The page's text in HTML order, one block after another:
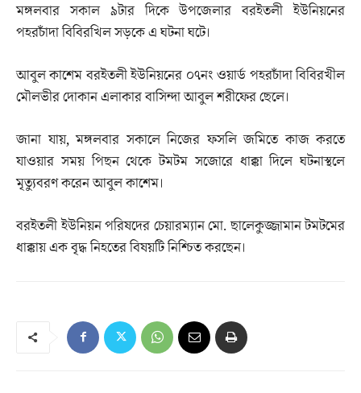
মঙ্গলবার সকাল ৯টার দিকে উপজেলার বরইতলী ইউনিয়নের
পহরচাঁদা বিবিরখিল সড়কে এ ঘটনা ঘটে।
আবুল কাশেম বরইতলী ইউনিয়নের ০৭নং ওয়ার্ড পহরচাঁদা বিবিরখীল
মৌলভীর দোকান এলাকার বাসিন্দা আবুল শরীফের ছেলে।
জানা যায়, মঙ্গলবার সকালে নিজের ফসলি জমিতে কাজ করতে
যাওয়ার সময় পিছন থেকে টমটম সজোরে ধাক্কা দিলে ঘটনাস্থলে
মৃত্যুবরণ করেন আবুল কাশেম।
বরইতলী ইউনিয়ন পরিষদের চেয়ারম্যান মো. ছালেকুজ্জামান টমটমের
ধাক্কায় এক বৃদ্ধ নিহতের বিষয়টি নিশ্চিত করছেন।